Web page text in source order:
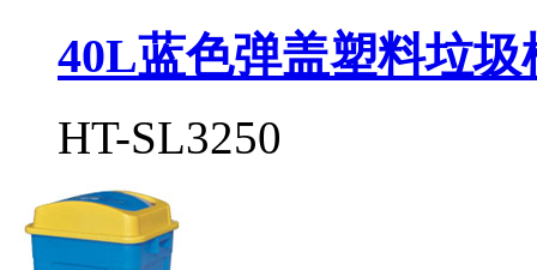
40L蓝色弹盖塑料垃圾
HT-SL3250